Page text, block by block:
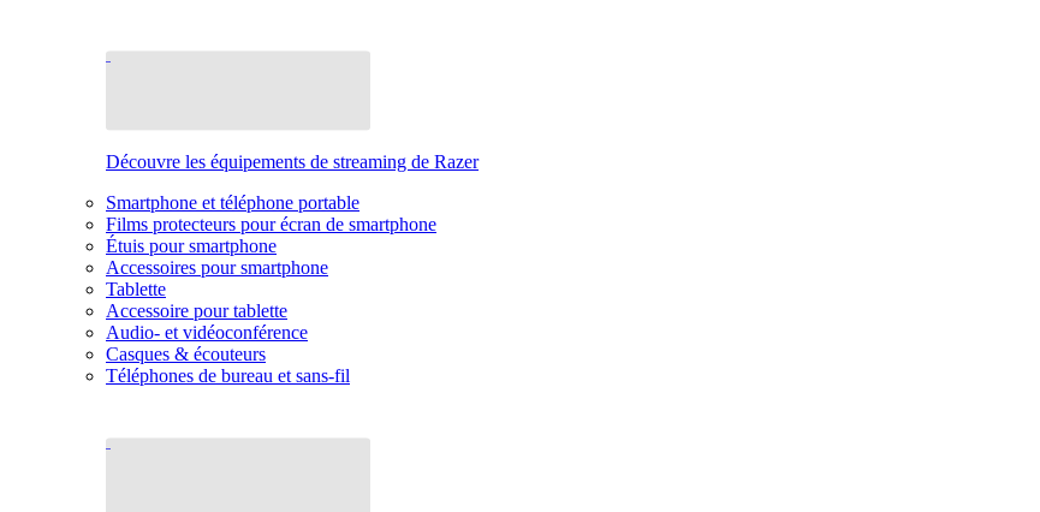
Découvre les équipements de streaming de Razer
Smartphone et téléphone portable
Films protecteurs pour écran de smartphone
Étuis pour smartphone
Accessoires pour smartphone
Tablette
Accessoire pour tablette
Audio- et vidéoconférence
Casques & écouteurs
Téléphones de bureau et sans-fil